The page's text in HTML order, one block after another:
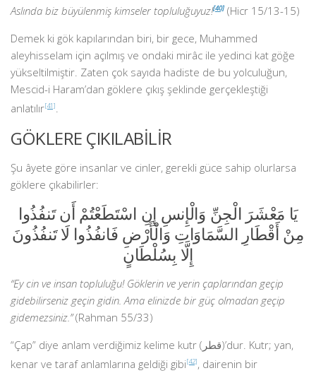
Aslında biz büyülenmiş kimseler topluluğuyuz![40] (Hicr 15/13-15)
Demek ki gök kapılarından biri, bir gece, Muhammed
aleyhisselam için açılmış ve ondaki mirâc ile yedinci kat göğe
yükseltilmiştir. Zaten çok sayıda hadiste de bu yolculuğun,
Mescid-i Haram’dan göklere çıkış şeklinde gerçekleştiği
anlatılır[41].
GÖKLERE ÇIKILABİLİR
Şu âyete göre insanlar ve cinler, gerekli güce sahip olurlarsa
göklere çıkabilirler:
يَا مَعْشَرَ الْجِنِّ وَالْإِنسِ إِنِ اسْتَطَعْتُمْ أَن تَنفُذُوا
مِنْ أَقْطَارِ السَّمَاوَاتِ وَالْأَرْضِ فَانفُذُوا لَا تَنفُذُونَ
إِلَّا بِسُلْطَانٍ
“Ey cin ve insan topluluğu! Göklerin ve yerin çaplarından geçip
gidebilirseniz geçin gidin. Ama elinizde bir güç olmadan geçip
gidemezsiniz.”(Rahman 55/33)
“Çap” diye anlam verdiğimiz kelime kutr (قطر)’dur. Kutr; yan,
kenar ve taraf anlamlarına geldiği gibi[42], dairenin bir